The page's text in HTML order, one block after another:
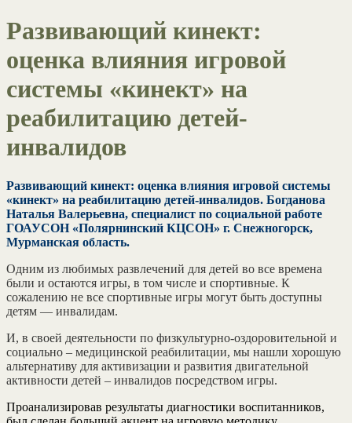
Развивающий кинект:
оценка влияния игровой
системы «кинект» на
реабилитацию детей-
инвалидов
Развивающий кинект: оценка влияния игровой системы
«кинект» на реабилитацию детей-инвалидов. Богданова
Наталья Валерьевна, специалист по социальной работе
ГОАУСОН «Полярнинский КЦСОН» г. Снежногорск,
Мурманская область.
Одним из любимых развлечений для детей во все времена
были и остаются игры, в том числе и спортивные. К
сожалению не все спортивные игры могут быть доступны
детям — инвалидам.
И, в своей деятельности по физкультурно-оздоровительной и
социально – медицинской реабилитации, мы нашли хорошую
альтернативу для активизации и развития двигательной
активности детей – инвалидов посредством игры.
Проанализировав результаты диагностики воспитанников,